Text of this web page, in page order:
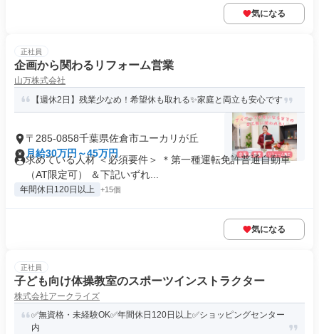
気になる
正社員
企画から関わるリフォーム営業
山万株式会社
【週休2日】残業少なめ！希望休も取れる✨家庭と両立も安心です
〒285-0858千葉県佐倉市ユーカリが丘
月給30万円～45万円
求めている人材 ＜必須要件＞ ＊第一種運転免許普通自動車
（AT限定可） ＆下記いずれ...
年間休日120日以上 +15個
気になる
正社員
子ども向け体操教室のスポーツインストラクター
株式会社アークライズ
✅無資格・未経験OK✅年間休日120日以上✅ショッピングセンター
内